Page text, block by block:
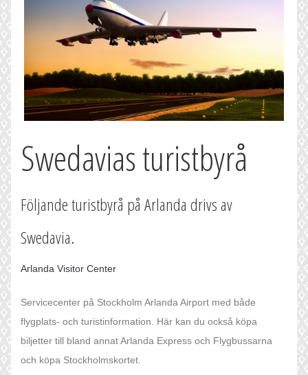
Swedavias turistbyrå
Följande turistbyrå på Arlanda drivs av
Swedavia.
Arlanda Visitor Center
Servicecenter på Stockholm Arlanda Airport med både
flygplats- och turistinformation. Här kan du också köpa
biljetter till bland annat Arlanda Express och Flygbussarna
och köpa Stockholmskortet.